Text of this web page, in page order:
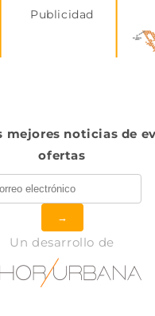
Publicidad
mejores noticias de
ofertas
→
Un desarrollo de